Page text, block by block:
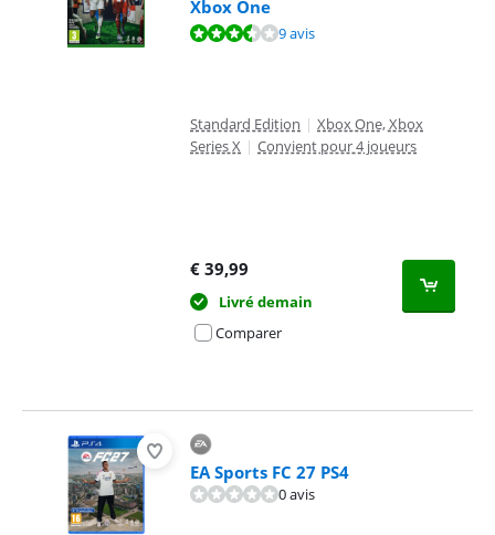
Xbox One
La note est de 7,3 sur 10, basée sur 9 avis.9 avis
Standard Edition | Xbox One, Xbox
Series X | Convient pour 4 joueurs
€ 39,99
Livré demain
Comparer
EA Sports FC 27 PS4
0 avis